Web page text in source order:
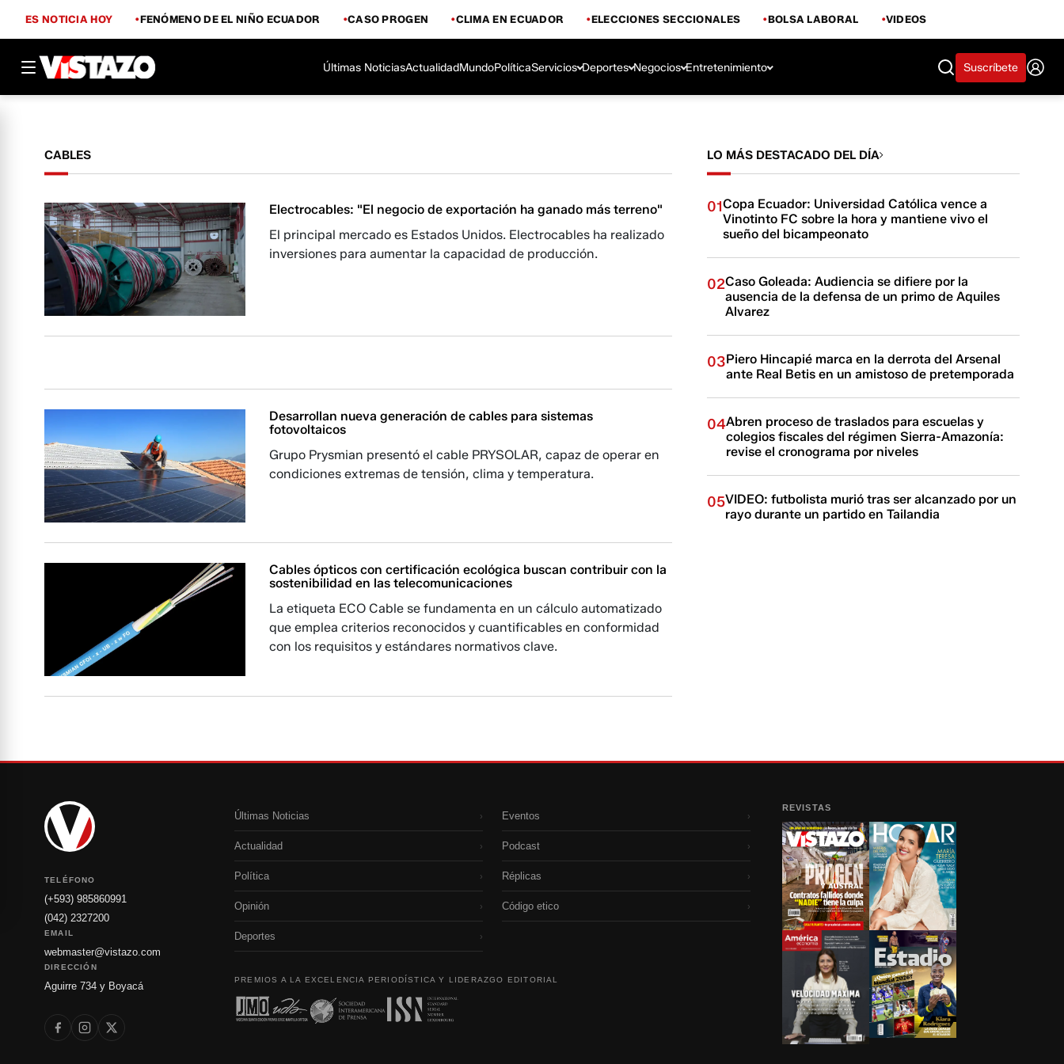
ES NOTICIA HOY FENÓMENO DE EL NIÑO ECUADOR CASO PROGEN CLIMA EN ECUADOR ELECCIONES SECCIONALES BOLSA LABORAL VIDEOS
Últimas NoticiasActualidadMundoPolíticaServicios Deportes Negocios Entretenimiento Suscríbete
CABLES
Electrocables: "El negocio de exportación ha ganado más terreno"
El principal mercado es Estados Unidos. Electrocables ha realizado
inversiones para aumentar la capacidad de producción.
Desarrollan nueva generación de cables para sistemas
fotovoltaicos
Grupo Prysmian presentó el cable PRYSOLAR, capaz de operar en
condiciones extremas de tensión, clima y temperatura.
Cables ópticos con certificación ecológica buscan contribuir con la
sostenibilidad en las telecomunicaciones
La etiqueta ECO Cable se fundamenta en un cálculo automatizado
que emplea criterios reconocidos y cuantificables en conformidad
con los requisitos y estándares normativos clave.
LO MÁS DESTACADO DEL DÍA
01Copa Ecuador: Universidad Católica vence a
Vinotinto FC sobre la hora y mantiene vivo el
sueño del bicampeonato
02Caso Goleada: Audiencia se difiere por la
ausencia de la defensa de un primo de Aquiles
Alvarez
03Piero Hincapié marca en la derrota del Arsenal
ante Real Betis en un amistoso de pretemporada
04Abren proceso de traslados para escuelas y
colegios fiscales del régimen Sierra-Amazonía:
revise el cronograma por niveles
05VIDEO: futbolista murió tras ser alcanzado por un
rayo durante un partido en Tailandia
TELÉFONO
(+593) 985860991
(042) 2327200
EMAIL
webmaster@vistazo.com
DIRECCIÓN
Aguirre 734 y Boyacá
Últimas Noticias ›
Actualidad ›
Política ›
Opinión ›
Deportes ›
Eventos ›
Podcast ›
Réplicas ›
Código etico ›
PREMIOS A LA EXCELENCIA PERIODÍSTICA Y LIDERAZGO EDITORIAL
REVISTAS